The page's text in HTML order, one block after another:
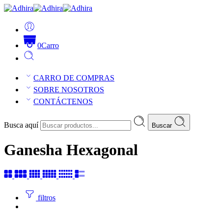
0Carro
CARRO DE COMPRAS
SOBRE NOSOTROS
CONTÁCTENOS
Busca aquí Buscar
Ganesha Hexagonal
filtros